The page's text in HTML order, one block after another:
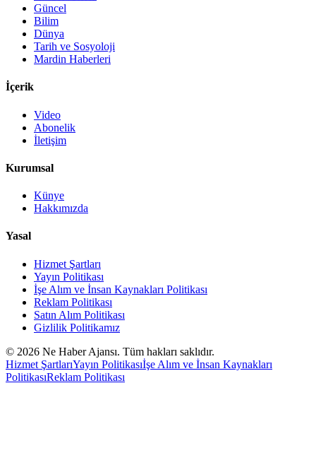
Güncel
Bilim
Dünya
Tarih ve Sosyoloji
Mardin Haberleri
İçerik
Video
Abonelik
İletişim
Kurumsal
Künye
Hakkımızda
Yasal
Hizmet Şartları
Yayın Politikası
İşe Alım ve İnsan Kaynakları Politikası
Reklam Politikası
Satın Alım Politikası
Gizlilik Politikamız
© 2026 Ne Haber Ajansı. Tüm hakları saklıdır.
Hizmet ŞartlarıYayın Politikasıİşe Alım ve İnsan Kaynakları
PolitikasıReklam Politikası